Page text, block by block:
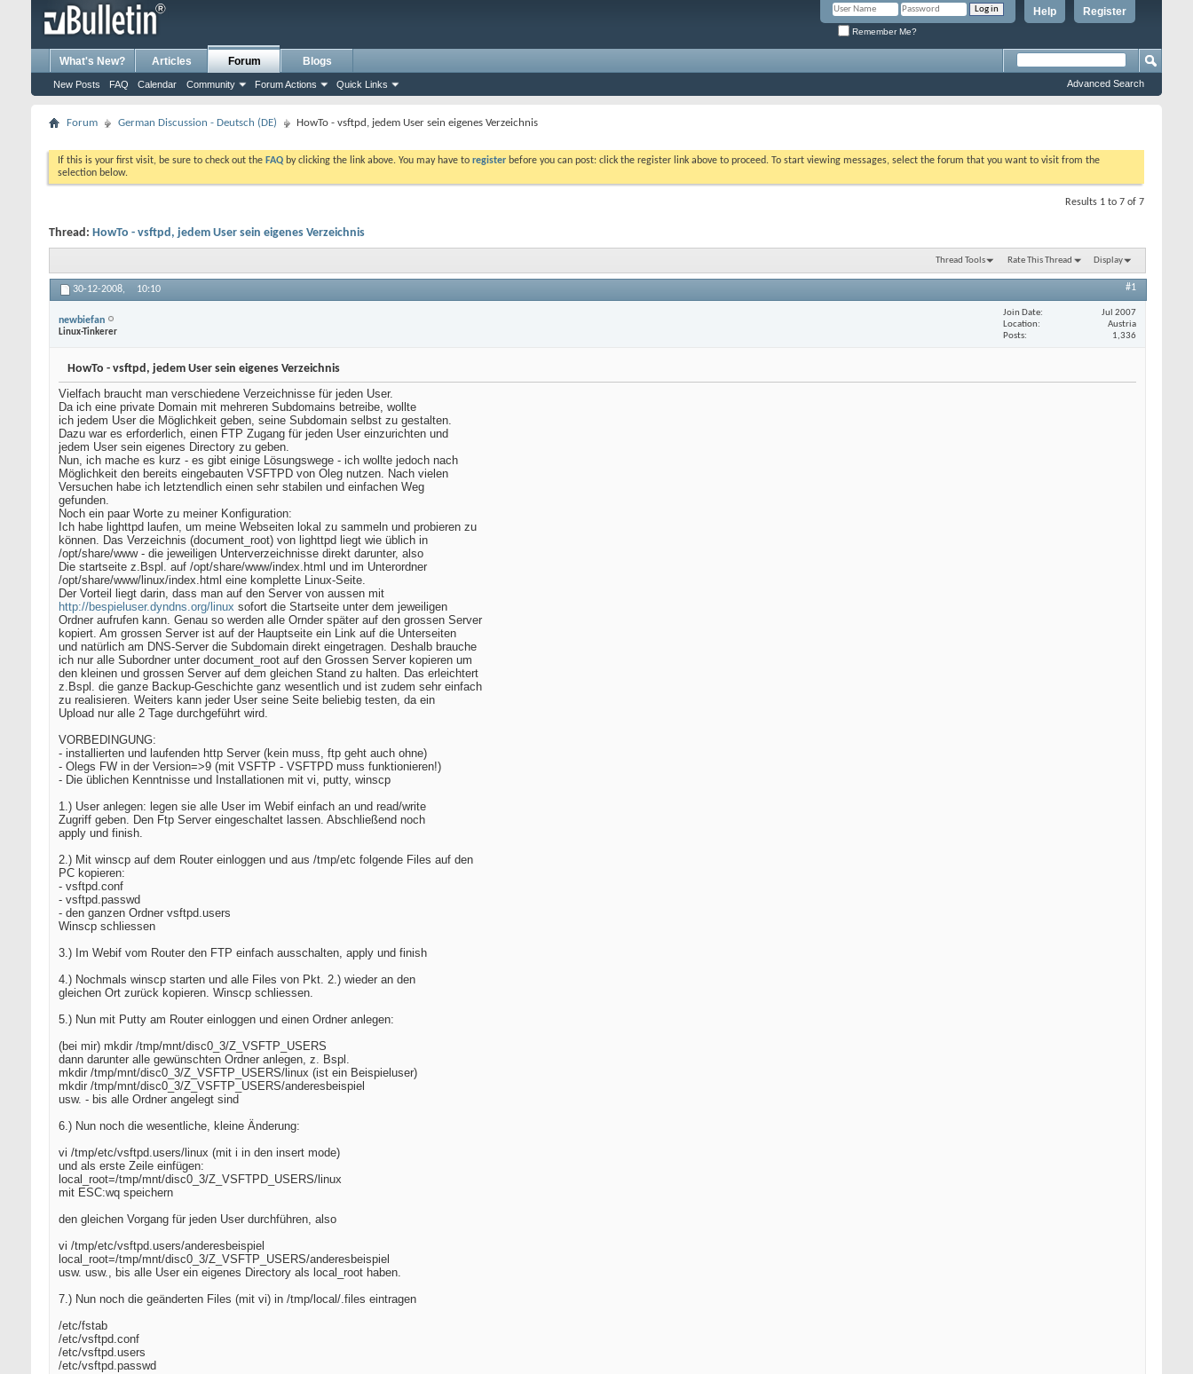
Register
Help
Remember Me?
What's New? Articles Forum
New Posts FAQ Calendar Community Forum Actions Quick Links
Blogs
Advanced Search
Forum German Discussion - Deutsch (DE) HowTo - vsftpd, jedem User sein eigenes Verzeichnis
If this is your first visit, be sure to check out the FAQ by clicking the link above. You may have to register before you can post: click the register link above to proceed. To start viewing messages, select the forum that you want to visit from the
selection below.
Results 1 to 7 of 7
Thread: HowTo - vsftpd, jedem User sein eigenes Verzeichnis
Thread Tools Rate This Thread Display
30-12-2008, 10:10 #1
newbiefan
Linux-Tinkerer
Join Date
Jul 2007
Location
Austria
Posts
1,336
HowTo - vsftpd, jedem User sein eigenes Verzeichnis
Vielfach braucht man verschiedene Verzeichnisse für jeden User.
Da ich eine private Domain mit mehreren Subdomains betreibe, wollte
ich jedem User die Möglichkeit geben, seine Subdomain selbst zu gestalten.
Dazu war es erforderlich, einen FTP Zugang für jeden User einzurichten und
jedem User sein eigenes Directory zu geben.
Nun, ich mache es kurz - es gibt einige Lösungswege - ich wollte jedoch nach
Möglichkeit den bereits eingebauten VSFTPD von Oleg nutzen. Nach vielen
Versuchen habe ich letztendlich einen sehr stabilen und einfachen Weg
gefunden.
Noch ein paar Worte zu meiner Konfiguration:
Ich habe lighttpd laufen, um meine Webseiten lokal zu sammeln und probieren zu
können. Das Verzeichnis (document_root) von lighttpd liegt wie üblich in
/opt/share/www - die jeweiligen Unterverzeichnisse direkt darunter, also
Die startseite z.Bspl. auf /opt/share/www/index.html und im Unterordner
/opt/share/www/linux/index.html eine komplette Linux-Seite.
Der Vorteil liegt darin, dass man auf den Server von aussen mit
http://bespieluser.dyndns.org/linux sofort die Startseite unter dem jeweiligen
Ordner aufrufen kann. Genau so werden alle Ornder später auf den grossen Server
kopiert. Am grossen Server ist auf der Hauptseite ein Link auf die Unterseiten
und natürlich am DNS-Server die Subdomain direkt eingetragen. Deshalb brauche
ich nur alle Subordner unter document_root auf den Grossen Server kopieren um
den kleinen und grossen Server auf dem gleichen Stand zu halten. Das erleichtert
z.Bspl. die ganze Backup-Geschichte ganz wesentlich und ist zudem sehr einfach
zu realisieren. Weiters kann jeder User seine Seite beliebig testen, da ein
Upload nur alle 2 Tage durchgeführt wird.
VORBEDINGUNG:
- installierten und laufenden http Server (kein muss, ftp geht auch ohne)
- Olegs FW in der Version=>9 (mit VSFTP - VSFTPD muss funktionieren!)
- Die üblichen Kenntnisse und Installationen mit vi, putty, winscp
1.) User anlegen: legen sie alle User im Webif einfach an und read/write
Zugriff geben. Den Ftp Server eingeschaltet lassen. Abschließend noch
apply und finish.
2.) Mit winscp auf dem Router einloggen und aus /tmp/etc folgende Files auf den
PC kopieren:
- vsftpd.conf
- vsftpd.passwd
- den ganzen Ordner vsftpd.users
Winscp schliessen
3.) Im Webif vom Router den FTP einfach ausschalten, apply und finish
4.) Nochmals winscp starten und alle Files von Pkt. 2.) wieder an den
gleichen Ort zurück kopieren. Winscp schliessen.
5.) Nun mit Putty am Router einloggen und einen Ordner anlegen:
(bei mir) mkdir /tmp/mnt/disc0_3/Z_VSFTP_USERS
dann darunter alle gewünschten Ordner anlegen, z. Bspl.
mkdir /tmp/mnt/disc0_3/Z_VSFTP_USERS/linux (ist ein Beispieluser)
mkdir /tmp/mnt/disc0_3/Z_VSFTP_USERS/anderesbeispiel
usw. - bis alle Ordner angelegt sind
6.) Nun noch die wesentliche, kleine Änderung:
vi /tmp/etc/vsftpd.users/linux (mit i in den insert mode)
und als erste Zeile einfügen:
local_root=/tmp/mnt/disc0_3/Z_VSFTPD_USERS/linux
mit ESC:wq speichern
den gleichen Vorgang für jeden User durchführen, also
vi /tmp/etc/vsftpd.users/anderesbeispiel
local_root=/tmp/mnt/disc0_3/Z_VSFTP_USERS/anderesbeispiel
usw. usw., bis alle User ein eigenes Directory als local_root haben.
7.) Nun noch die geänderten Files (mit vi) in /tmp/local/.files eintragen
/etc/fstab
/etc/vsftpd.conf
/etc/vsftpd.users
/etc/vsftpd.passwd